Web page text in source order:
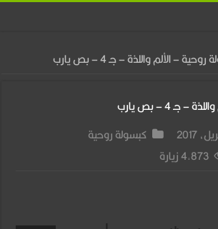
– الألم واللذة – جـ 4 – بص يارب
جـ 4 – بص يارب
كبسولة روحية
4,873 زيارة